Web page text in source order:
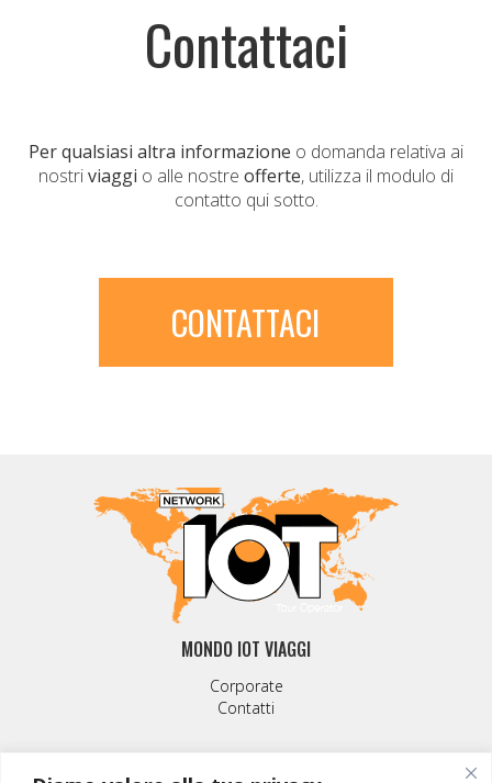
Contattaci
Per qualsiasi altra informazione o domanda relativa ai
nostriviaggi o alle nostre offerte, utilizza il modulo di
contatto qui sotto.
CONTATTACI
MONDO IOT VIAGGI
Corporate
Contatti
I NOSTRI PRODOTTI